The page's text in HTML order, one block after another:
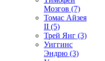
Мозгов (7)
Томас Айзея
II (5)
Трей Янг (3)
Уиггинс
Эндрю (3)